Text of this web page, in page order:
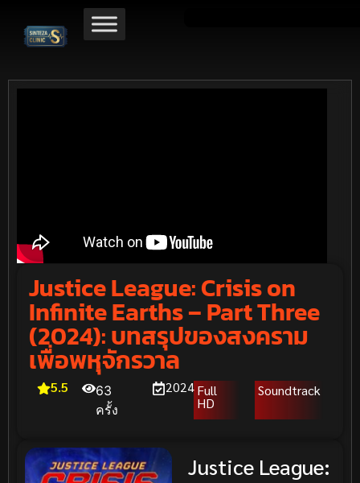
Justice League: Crisis on
Infinite Earths – Part Three
(2024): บทสรุปของสงคราม
เพื่อพหุจักรวาล
5.5
63
ครั้ง
2024Full
HD
Soundtrack
Justice League: